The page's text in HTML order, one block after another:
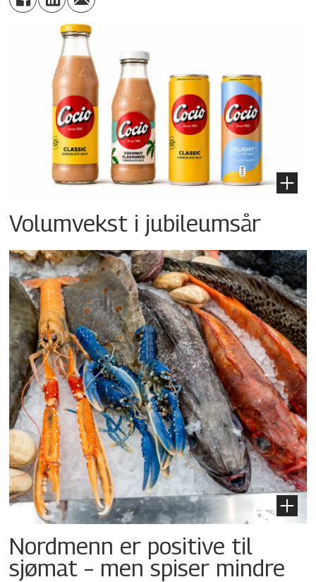
Volumvekst i jubileumsår
Nordmenn er positive til
sjømat – men spiser mindre